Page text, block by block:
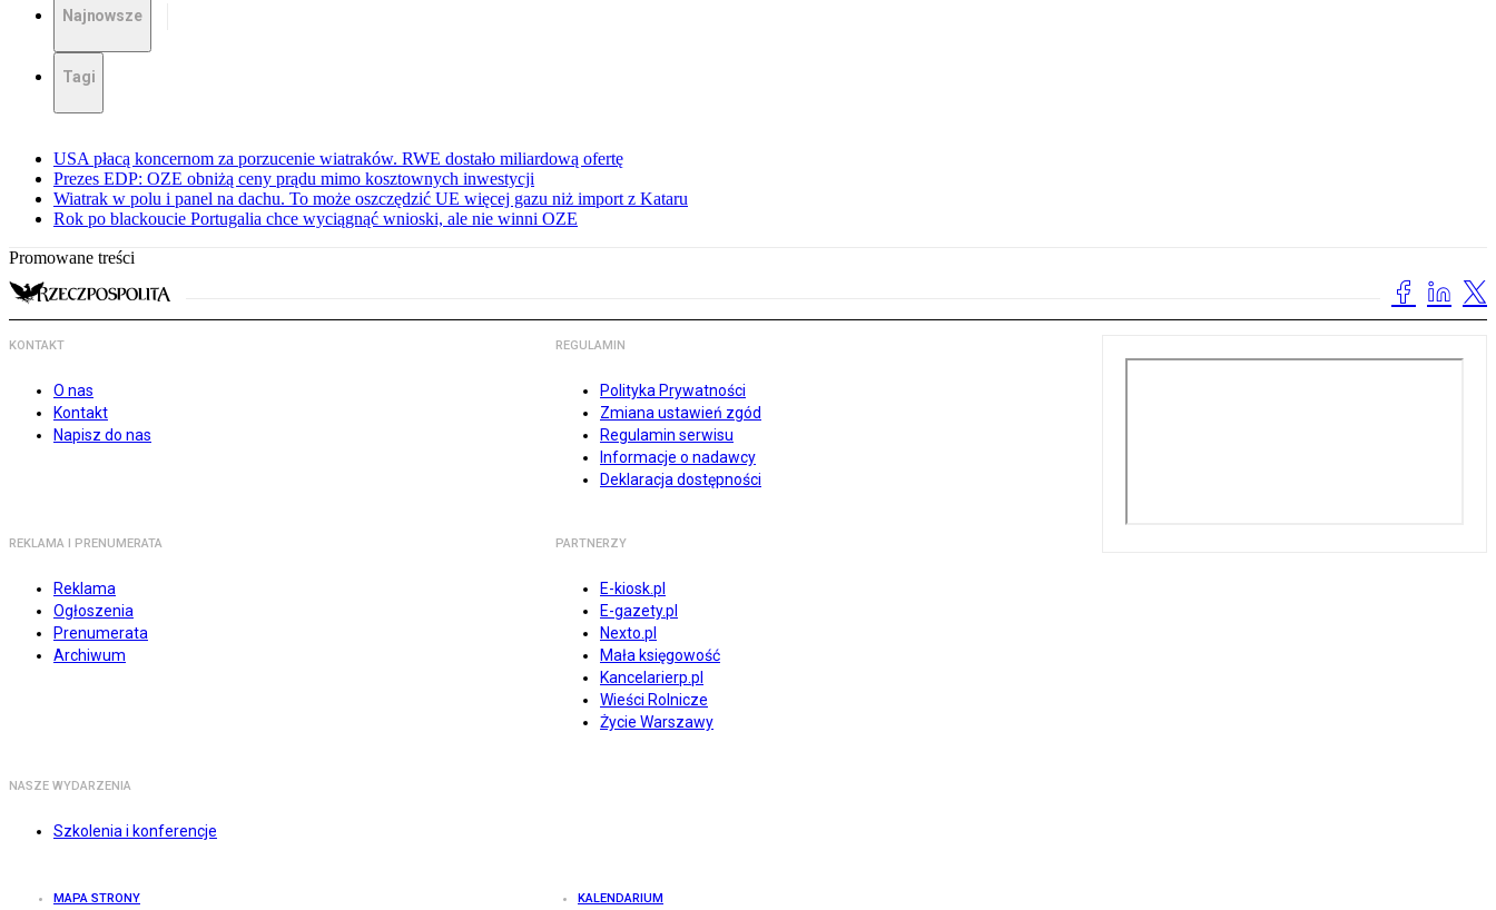
Najnowsze
Tagi
USA płacą koncernom za porzucenie wiatraków. RWE dostało miliardową ofertę
Prezes EDP: OZE obniżą ceny prądu mimo kosztownych inwestycji
Wiatrak w polu i panel na dachu. To może oszczędzić UE więcej gazu niż import z Kataru
Rok po blackoucie Portugalia chce wyciągnąć wnioski, ale nie winni OZE
Promowane treści
KONTAKT
O nas
Kontakt
Napisz do nas
REGULAMIN
Polityka Prywatności
Zmiana ustawień zgód
Regulamin serwisu
Informacje o nadawcy
Deklaracja dostępności
REKLAMA I PRENUMERATA
Reklama
Ogłoszenia
Prenumerata
Archiwum
PARTNERZY
E-kiosk.pl
E-gazety.pl
Nexto.pl
Mała księgowość
Kancelarierp.pl
Wieści Rolnicze
Życie Warszawy
NASZE WYDARZENIA
Szkolenia i konferencje
MAPA STRONY KALENDARIUM